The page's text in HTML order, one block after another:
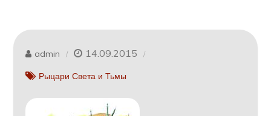
admin 14.09.2015
Рыцари Света и Тьмы